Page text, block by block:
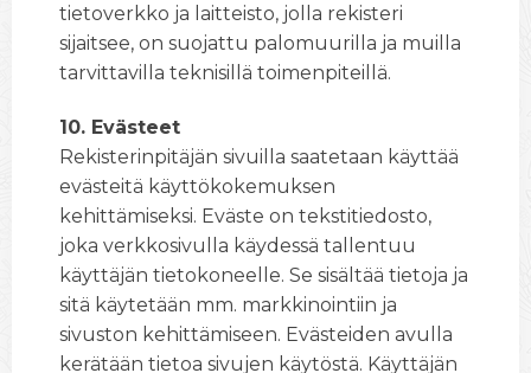
tietoverkko ja laitteisto, jolla rekisteri
sijaitsee, on suojattu palomuurilla ja muilla
tarvittavilla teknisillä toimenpiteillä.
10. Evästeet
Rekisterinpitäjän sivuilla saatetaan käyttää
evästeitä käyttökokemuksen
kehittämiseksi. Eväste on tekstitiedosto,
joka verkkosivulla käydessä tallentuu
käyttäjän tietokoneelle. Se sisältää tietoja ja
sitä käytetään mm. markkinointiin ja
sivuston kehittämiseen. Evästeiden avulla
kerätään tietoa sivujen käytöstä. Käyttäjän